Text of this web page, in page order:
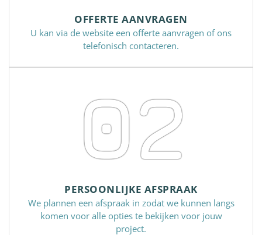
OFFERTE AANVRAGEN
U kan via de website een offerte aanvragen of ons
telefonisch contacteren.
02
PERSOONLIJKE AFSPRAAK
We plannen een afspraak in zodat we kunnen langs
komen voor alle opties te bekijken voor jouw
project.